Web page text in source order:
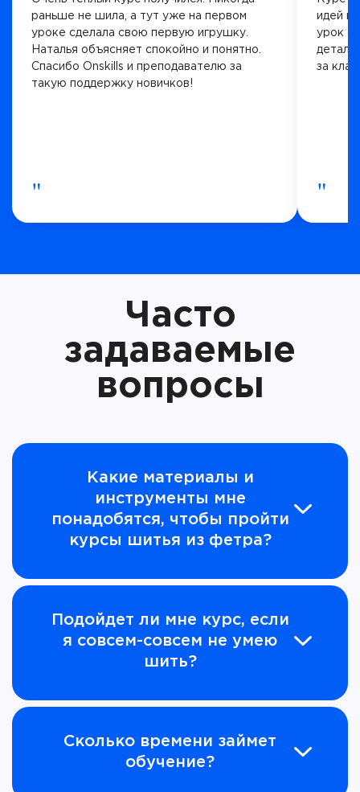
раньше не шила, а тут уже на первом
уроке сделала свою первую игрушку.
Наталья объясняет спокойно и понятно.
Спасибо Onskills и преподавателю за
такую поддержку новичков!
"
идей
урок с
за
"
Часто
задаваемые
вопросы
Какие материалы и
инструменты мне
понадобятся, чтобы пройти
курсы шитья из фетра?
Подойдет ли мне курс, если
я совсем-совсем не умею
шить?
Сколько времени займет
обучение?